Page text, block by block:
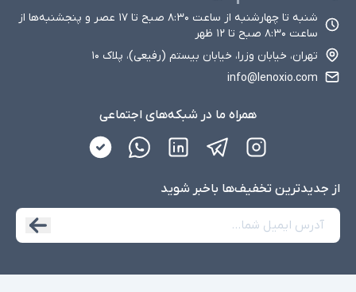
شنبه تا چهارشنبه از ساعت ۸:۳۰ صبح تا ۱۷ عصر و پنجشنبه‌ها از
ساعت ۸:۳۰ صبح تا ۱۲ ظهر
تهران، خیابان وزرا، خیابان بیستم (رفیعی)، پلاک ۱۰
info@lenoxio.com
همراه ما در شبکه‌های اجتماعی
از جدید‌ترین تخفیف‌ها با‌خبر شوید